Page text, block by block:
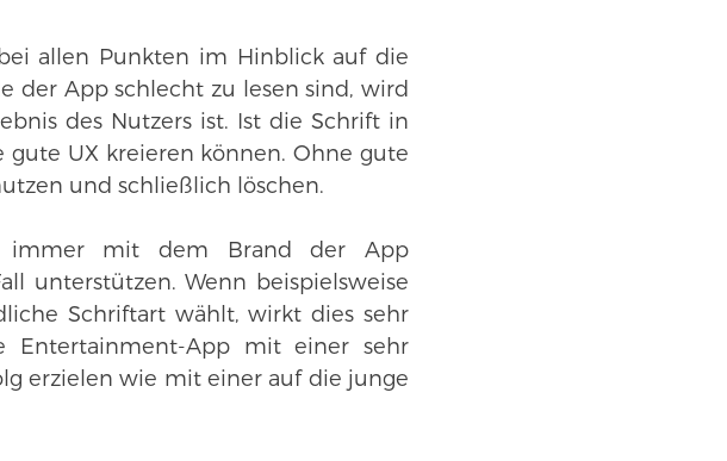
allen Punkten im Hinblick auf die
der App schlecht zu lesen sind, wird
des Nutzers ist. Ist die Schrift in
UX kreieren können. Ohne gute
und schließlich löschen.
immer mit dem Brand der App
unterstützen. Wenn beispielsweise
Schriftart wählt, wirkt dies sehr
Entertainment-App mit einer sehr
erzielen wie mit einer auf die junge